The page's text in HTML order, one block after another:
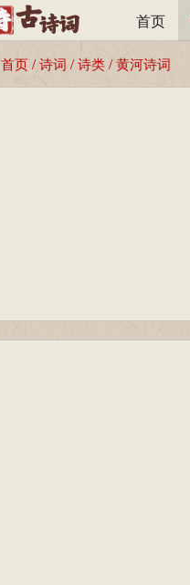
首页
首页/诗词 /诗类/黄河诗词